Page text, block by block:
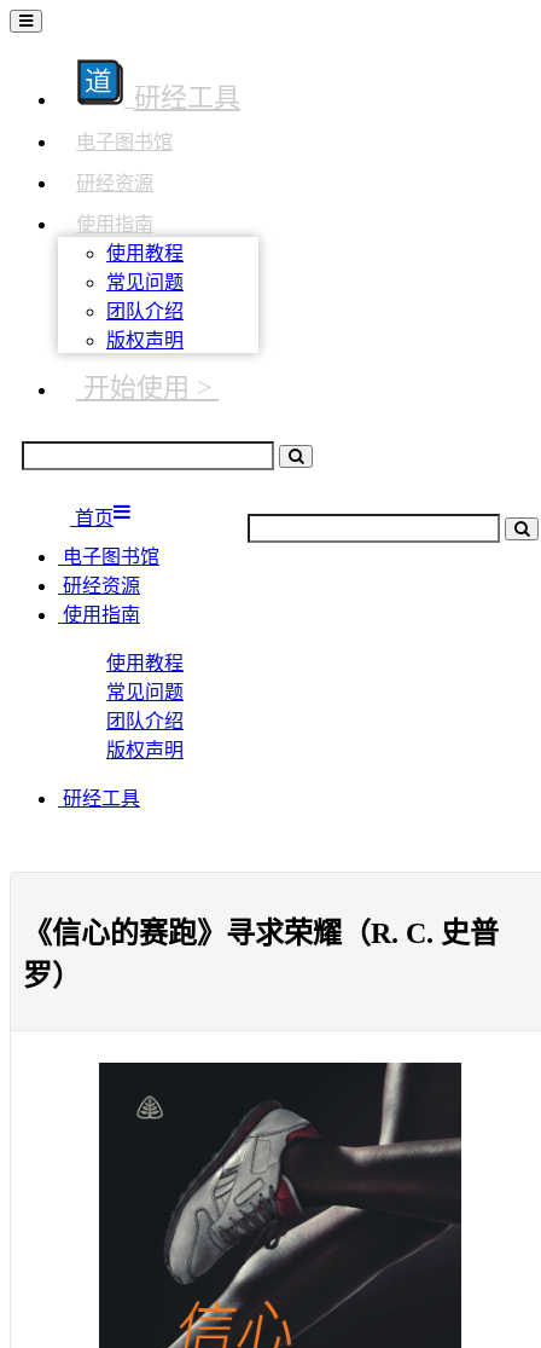
研经工具
电子图书馆
研经资源
使用指南
使用教程
常见问题
团队介绍
版权声明
开始使用 >
首页
电子图书馆
研经资源
使用指南
使用教程
常见问题
团队介绍
版权声明
研经工具
《信心的赛跑》寻求荣耀（R. C. 史普
罗）